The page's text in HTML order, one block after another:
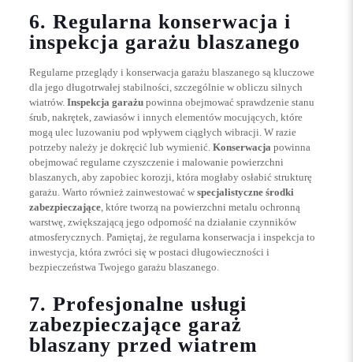
6. Regularna konserwacja i
inspekcja garażu blaszanego
Regularne przeglądy i konserwacja garażu blaszanego są kluczowe
dla jego długotrwałej stabilności, szczególnie w obliczu silnych
wiatrów. Inspekcja garażupowinna obejmować sprawdzenie stanu
śrub, nakrętek, zawiasów i innych elementów mocujących, które
mogą ulec luzowaniu pod wpływem ciągłych wibracji. W razie
potrzeby należy je dokręcić lub wymienić. Konserwacja powinna
obejmować regularne czyszczenie i malowanie powierzchni
blaszanych, aby zapobiec korozji, która mogłaby osłabić strukturę
garażu. Warto również zainwestować w specjalistyczne środki
zabezpieczające, które tworzą na powierzchni metalu ochronną
warstwę, zwiększającą jego odporność na działanie czynników
atmosferycznych. Pamiętaj, że regularna konserwacja i inspekcja to
inwestycja, która zwróci się w postaci długowieczności i
bezpieczeństwa Twojego garażu blaszanego.
7. Profesjonalne usługi
zabezpieczające garaż
blaszany przed wiatrem